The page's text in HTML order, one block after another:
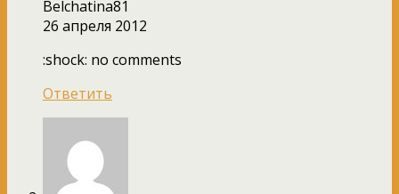
Belchatina81
26 апреля 2012
:shock: no comments
Ответить